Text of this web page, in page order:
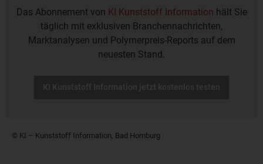
Das Abonnement von KI Kunststoff Information hält Sie
täglich mit exklusiven Branchennachrichten,
Marktanalysen und Polymerpreis-Reports auf dem
neuesten Stand.
© KI – Kunststoff Information, Bad Homburg